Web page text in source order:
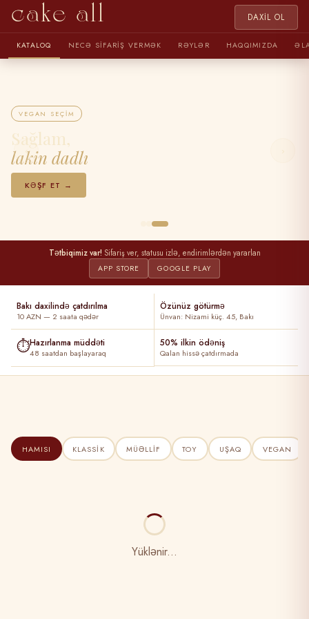
cake all DAXIL OL
KATALOQ NECƏ SIFARIŞ VERMƏK RƏYLƏR HAQQIMIZDA
VEGAN SEÇIM
Sağlam,
lakin dadlı
KƏŞF ET →
‹ ›
Tətbiqimiz var! Sifariş ver, statusu izlə, endirimlərdən yararlan
APP STORE GOOGLE PLAY
Bakı daxilində çatdırılma
10 AZN — 2 saata qədər
Özünüz götürmə
Ünvan: Nizami küç. 45, Bakı
⏱Hazırlanma müddəti
48 saatdan başlayaraq
50% ilkin ödəniş
Qalan hissə çatdırmada
HAMISI KLASSIK MÜƏLLIF TOY UŞAQ VEGAN
Yüklənir...